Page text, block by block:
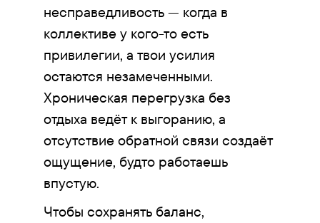
несправедливость — когда в
коллективе у кого-то есть
привилегии, а твои усилия
остаются незамеченными.
Хроническая перегрузка без
отдыха ведёт к выгоранию, а
отсутствие обратной связи создаёт
ощущение, будто работаешь
впустую.
Чтобы сохранять баланс,